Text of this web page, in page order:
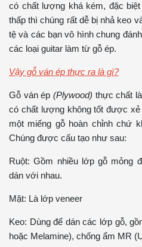
có chất lượng khá kém, đặc
thấp thì chúng rất dễ bị nhả keo
tệ và các bạn vô hình chung
các loại guitar làm từ gỗ ép.
Vậy gỗ ván ép thực ra là gì?
Gỗ ván ép (Plywood) thực chất
có chất lượng không tốt được
một miếng gỗ hoàn chỉnh chứ
Chúng được cấu tạo như sau:
Ruột: Gồm nhiều lớp gỗ mỏng
dán với nhau.
Mặt: Là lớp veneer
Keo: Dùng để dán các lớp gỗ,
hoặc Melamine), chống ẩm MR